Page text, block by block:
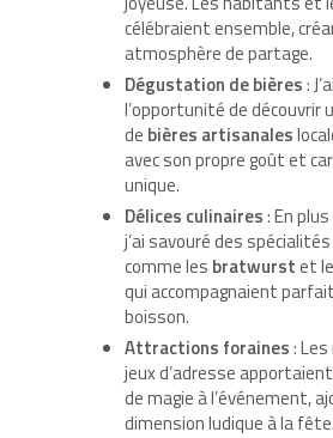
célébraient ensemble,
atmosphère de partage.
Dégustation de bières:
l’opportunité de découvrir
de bières artisanales
avec son propre goût et
unique.
Délices culinaires: En
j’ai savouré des
comme les bratwurstet
qui accompagnaient
boisson.
Attractions foraines:
jeux d’adresse
de magie à l’événement,
dimension ludique à la fête.